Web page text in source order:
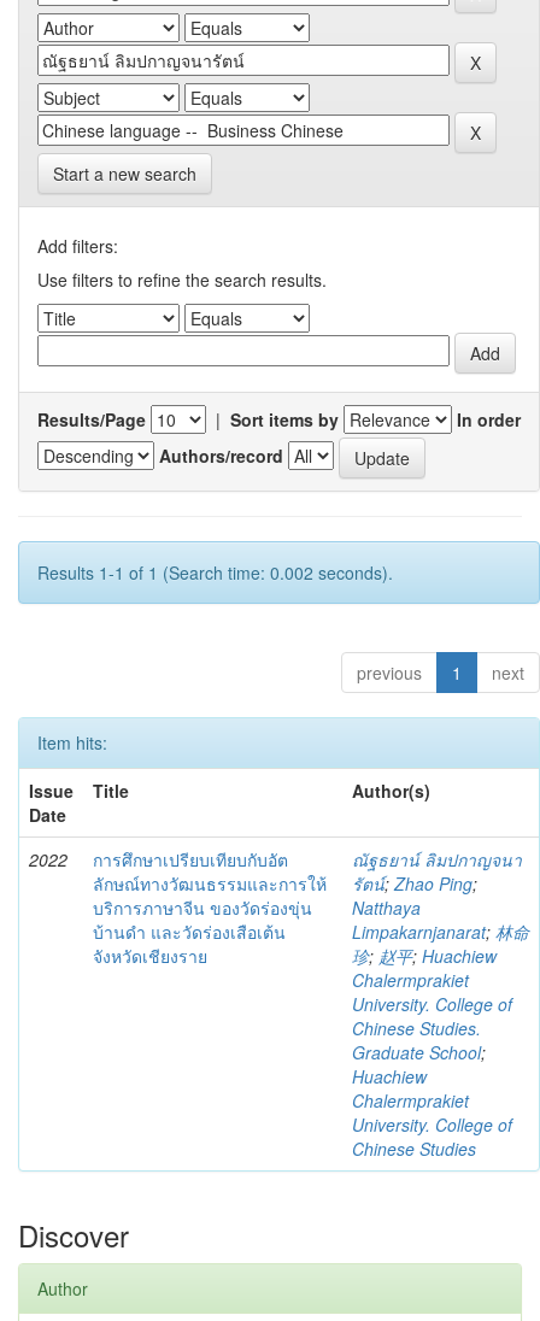
Start a new search
Add filters:
Use filters to refine the search results.
Results/Page | Sort items by
In order
Authors/record
Results 1-1 of 1 (Search time: 0.002 seconds).
previous 1 next
Item hits:
Issue
Date
Title Author(s)
2022
การศึกษาเปรียบเทียบกับอัต
ลักษณ์ทางวัฒนธรรมและการให้
บริการภาษาจีน ของวัดร่องขุ่น
บ้านดำ และวัดร่องเสือเต้น
จังหวัดเชียงราย
ณัฐธยาน์ ลิมปกาญจนา
รัตน์;Zhao Ping;
Natthaya
Limpakarnjanarat; 林命
珍; 赵平; Huachiew
Chalermprakiet
University. College of
Chinese Studies.
Graduate School;
Huachiew
Chalermprakiet
University. College of
Chinese Studies
Discover
Author